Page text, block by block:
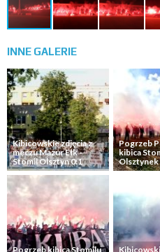
INNE GALERIE
Kibicowskie zdjęcia z
meczu Mazur Ełk -
Stomil Olsztyn 0:1
Pogrzeb
kibica
Olsztynek
Pogrzeb kibica Stomilu